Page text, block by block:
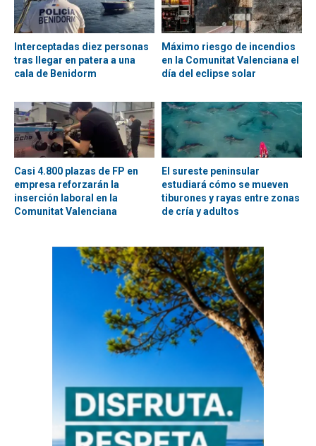
Interceptadas diez personas
tras llegar en patera a una
cala de Benidorm
Máximo riesgo de incendios
en la Comunitat Valenciana el
día del eclipse solar
Casi 4.800 plazas de FP en
empresa reforzarán la
inserción laboral en la
Comunitat Valenciana
El sureste peninsular
estudiará cómo se mueven
tiburones y rayas entre zonas
de cría y adultos